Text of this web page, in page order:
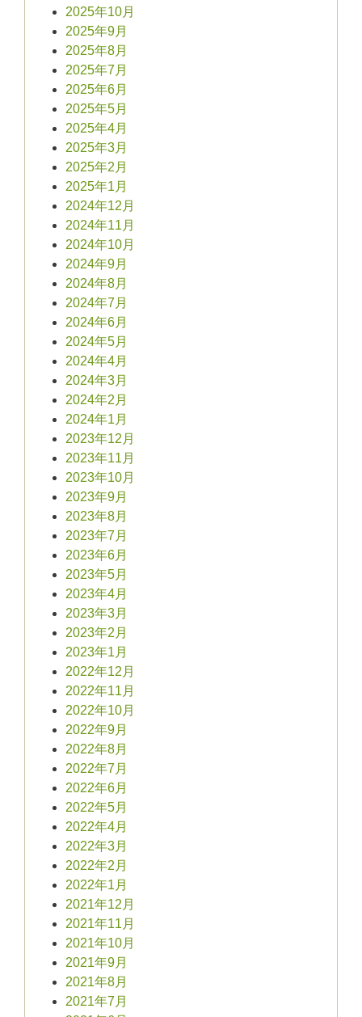
2025年10月
2025年9月
2025年8月
2025年7月
2025年6月
2025年5月
2025年4月
2025年3月
2025年2月
2025年1月
2024年12月
2024年11月
2024年10月
2024年9月
2024年8月
2024年7月
2024年6月
2024年5月
2024年4月
2024年3月
2024年2月
2024年1月
2023年12月
2023年11月
2023年10月
2023年9月
2023年8月
2023年7月
2023年6月
2023年5月
2023年4月
2023年3月
2023年2月
2023年1月
2022年12月
2022年11月
2022年10月
2022年9月
2022年8月
2022年7月
2022年6月
2022年5月
2022年4月
2022年3月
2022年2月
2022年1月
2021年12月
2021年11月
2021年10月
2021年9月
2021年8月
2021年7月